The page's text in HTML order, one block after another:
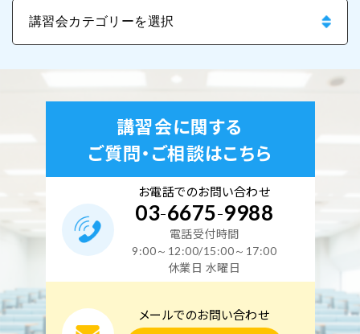
講習会に関する
ご質問・ご相談はこちら
お電話でのお問い合わせ
03-6675-9988
電話受付時間
9:00～12:00/15:00～17:00
休業日 水曜日
メールでのお問い合わせ